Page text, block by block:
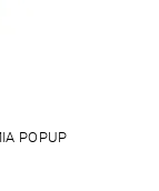
POPUP